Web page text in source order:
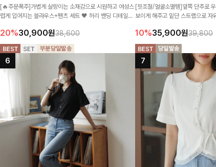
[🔥주문폭주]가볍게 살랑이는 소재감으로 시원하고 여성스
럽게 입어지는 블라우스+팬츠 세트 🖤 허리 밴딩 디테일로
스럽게 완성!
20%30,900원38,600
[핏조절/얼굴소멸템]앞쪽 단추로
보이게 해주고 밑단 스트랩으로 자
10%35,900원39,800